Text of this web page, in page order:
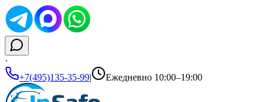
·
+7(495)135-35-99| Ежедневно 10:00–19:00